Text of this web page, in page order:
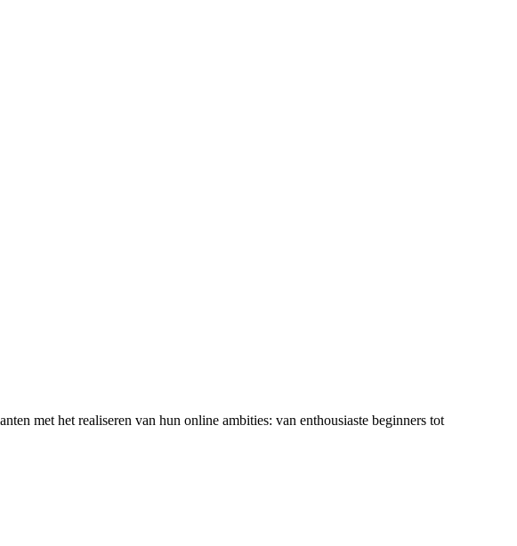
met het realiseren van hun online ambities: van enthousiaste beginners tot